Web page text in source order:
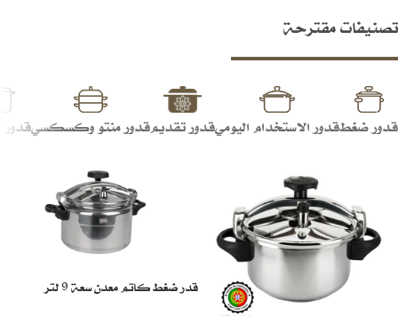
تصنيفات مقترحة
قدور ضغطقدور الاستخدام اليوميقدور تقديمقدور منتو وكسكسي
قدر ضغط كاتم معدن سعة 9 لتر